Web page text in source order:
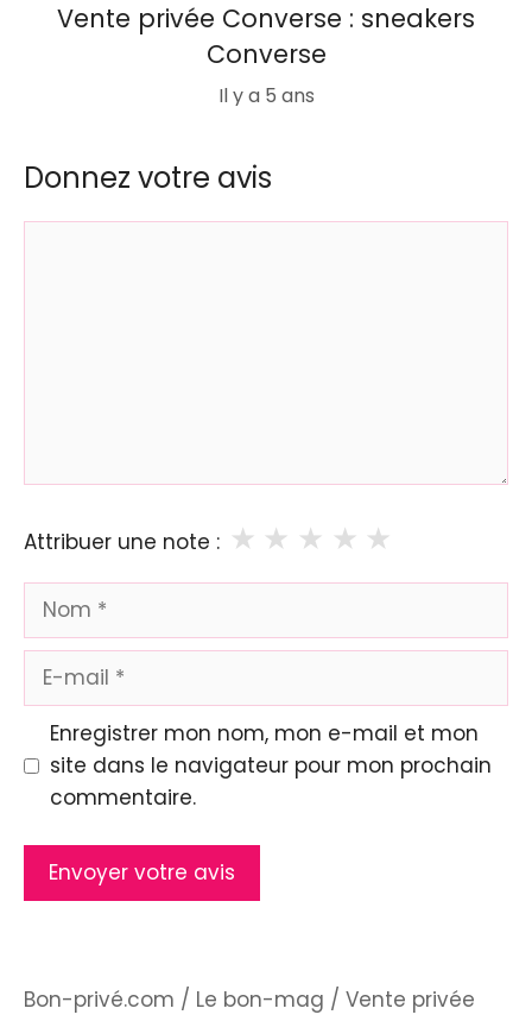
Vente privée Converse : sneakers
Converse
Il y a 5 ans
Donnez votre avis
Attribuer une note : ★
★
★
★
★
Nom
Enregistrer mon nom, mon e-mail et mon
site dans le navigateur pour mon prochain
commentaire.
Bon-privé.com / Le bon-mag / Vente privée